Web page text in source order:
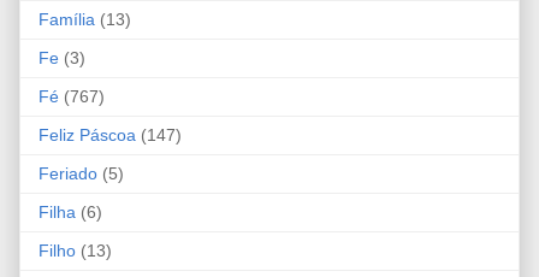
Família (13)
Fe (3)
Fé (767)
Feliz Páscoa (147)
Feriado (5)
Filha (6)
Filho (13)